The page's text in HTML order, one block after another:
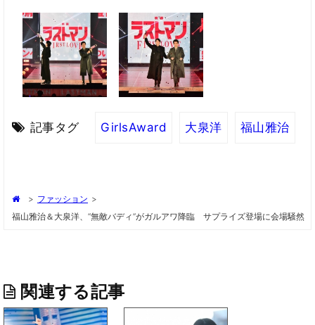
記事タグ GirlsAward 大泉洋 福山雅治
> ファッション >
福山雅治＆大泉洋、“無敵バディ”がガルアワ降臨 サプライズ登場に会場騒然
関連する記事